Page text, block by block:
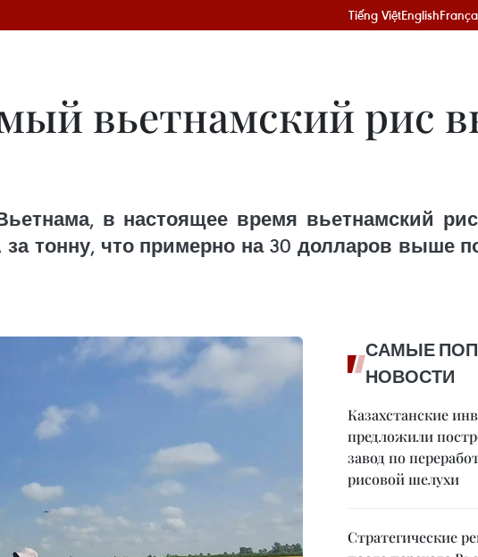
Tiếng ViệtEnglish
вьетнамский рис
в настоящее время вьетнамский рис
за тонну, что примерно на 30 долларов выше
САМЫЕ
НОВОСТИ
Казахстанские
предложили
завод по
рисовой шелухи
Стратегические